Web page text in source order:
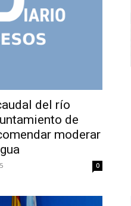
del río
de
moderar
0